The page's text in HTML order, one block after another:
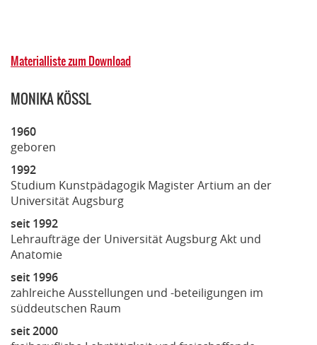
Materialliste zum Download
MONIKA KÖSSL
1960
geboren
1992
Studium Kunstpädagogik Magister Artium an der
Universität Augsburg
seit 1992
Lehraufträge der Universität Augsburg Akt und
Anatomie
seit 1996
zahlreiche Ausstellungen und -beteiligungen im
süddeutschen Raum
seit 2000